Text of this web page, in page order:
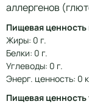
аллергенов
Пищевая ценность
Жиры: 0 г.
Белки: 0 г.
Углеводы: 0 г.
Энерг. ценность: 0
Пищевая ценность